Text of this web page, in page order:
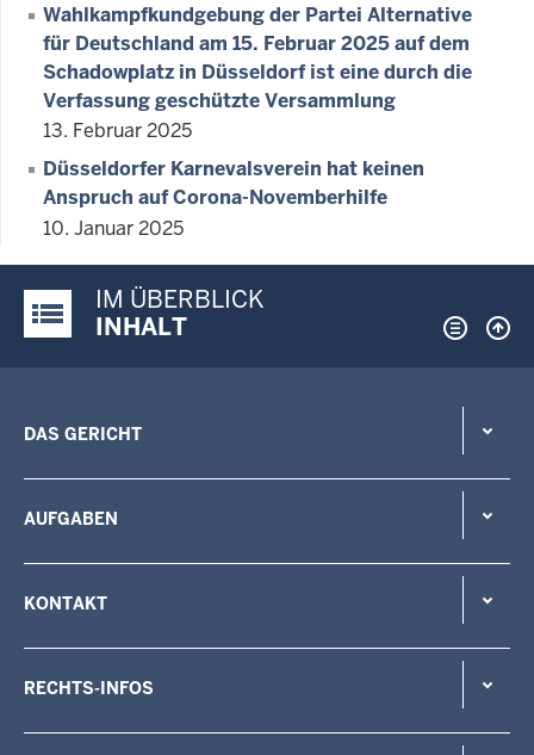
Wahlkampfkundgebung der Partei Alternative
für Deutschland am 15. Februar 2025 auf dem
Schadowplatz in Düsseldorf ist eine durch die
Verfassung geschützte Versammlung
13. Februar 2025
Düsseldorfer Karnevalsverein hat keinen
Anspruch auf Corona-Novemberhilfe
10. Januar 2025
Justiz-Portal im Überblick:
IM ÜBERBLICK
INHALT
DAS GERICHT
AUFGABEN
KONTAKT
RECHTS-INFOS